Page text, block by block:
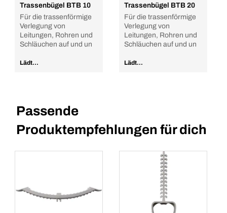
Trassenbügel BTB 10
Für die trassenförmige
Verlegung von
Leitungen, Rohren und
Schläuchen auf und un
Lädt...
Trassenbügel BTB 20
Für die trassenförmige
Verlegung von
Leitungen, Rohren und
Schläuchen auf und un
Lädt...
Passende
Produktempfehlungen für dich